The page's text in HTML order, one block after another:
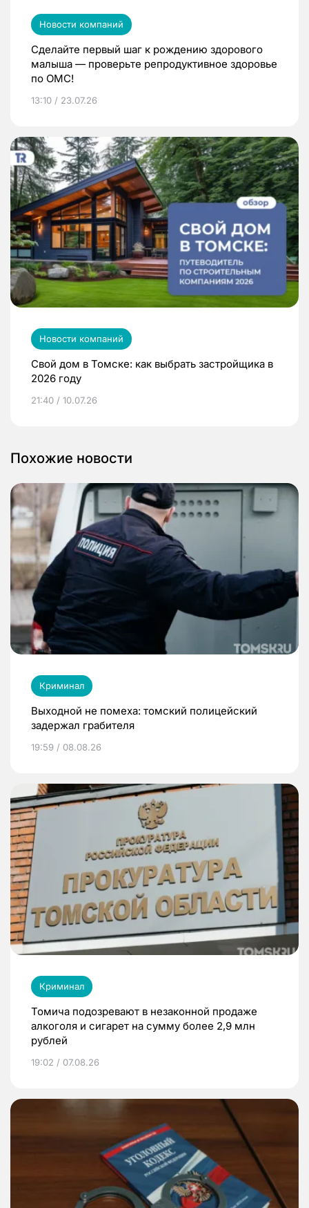
Новости компаний
Сделайте первый шаг к рождению здорового
малыша — проверьте репродуктивное здоровье
по ОМС!
13:10 / 23.07.26
Новости компаний
Свой дом в Томске: как выбрать застройщика в
2026 году
21:40 / 10.07.26
Похожие новости
Криминал
Выходной не помеха: томский полицейский
задержал грабителя
19:59 / 08.08.26
Криминал
Томича подозревают в незаконной продаже
алкоголя и сигарет на сумму более 2,9 млн
рублей
19:02 / 07.08.26